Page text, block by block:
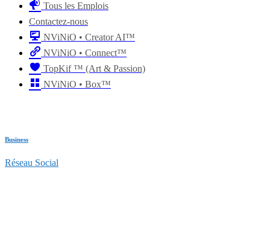
Tous les Emplois
Contactez-nous
NViNiO • Creator AI™
NViNiO • Connect™
TopKif ™ (Art & Passion)
NViNiO • Box™
Business
Réseau Social